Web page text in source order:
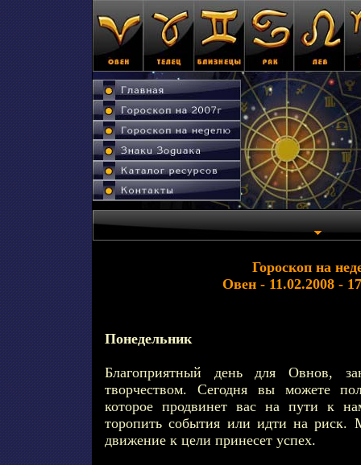
Гороскоп на
Овен - 11.02.2008 -
Понедельник
Благоприятный день для Овнов,
творчеством. Сегодня вы можете
которое продвинет вас на пути к
торопить события или идти на риск.
движение к цели принесет успех.